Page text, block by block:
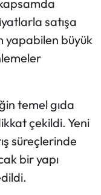
satışa
yapabilen büyük
temel gıda
çekildi. Yeni
süreçlerinde
bir yapı